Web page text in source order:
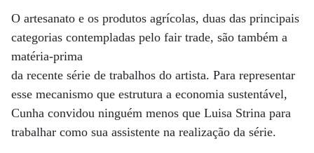
O artesanato e os produtos agrícolas, duas das principais
categorias contempladas pelo fair trade, são também a
matéria-prima
da recente série de trabalhos do artista. Para representar
esse mecanismo que estrutura a economia sustentável,
Cunha convidou ninguém menos que Luisa Strina para
trabalhar como sua assistente na realização da série.